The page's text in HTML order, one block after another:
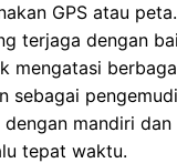
GPS atau peta.
terjaga dengan
mengatasi
sebagai
mandiri
tepat waktu.